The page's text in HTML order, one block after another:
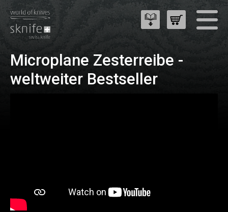
Microplane Zesterreibe -
weltweiter Bestseller